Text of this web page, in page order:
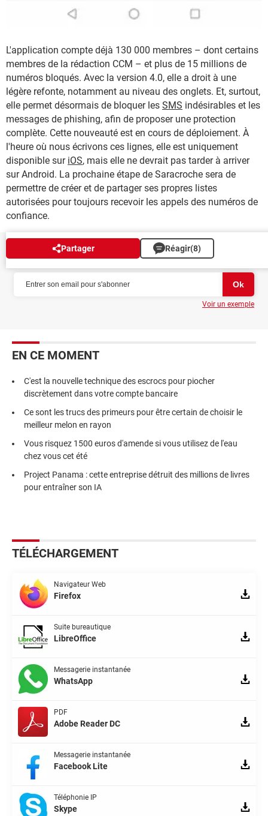
L'application compte déjà 130 000 membres – dont certains
membres de la rédaction CCM – et plus de 15 millions de
numéros bloqués. Avec la version 4.0, elle a droit à une
légère refonte, notamment au niveau des onglets. Et, surtout,
elle permet désormais de bloquer les SMS indésirables et les
messages de phishing, afin de proposer une protection
complète. Cette nouveauté est en cours de déploiement. À
l'heure où nous écrivons ces lignes, elle est uniquement
disponible sur iOS, mais elle ne devrait pas tarder à arriver
sur Android. La prochaine étape de Saracroche sera de
permettre de créer et de partager ses propres listes
autorisées pour toujours recevoir les appels des numéros de
confiance.
Partager Réagir(8)
NEWSLETTER
Voir un exemple
EN CE MOMENT
C'est la nouvelle technique des escrocs pour piocher
discrètement dans votre compte bancaire
Ce sont les trucs des primeurs pour être certain de choisir le
meilleur melon en rayon
Vous risquez 1500 euros d'amende si vous utilisez de l'eau
chez vous cet été
Project Panama : cette entreprise détruit des millions de livres
pour entraîner son IA
TÉLÉCHARGEMENT
Navigateur Web
Firefox
Suite bureautique
LibreOffice
Messagerie instantanée
WhatsApp
PDF
Adobe Reader DC
Messagerie instantanée
Facebook Lite
Téléphonie IP
Skype